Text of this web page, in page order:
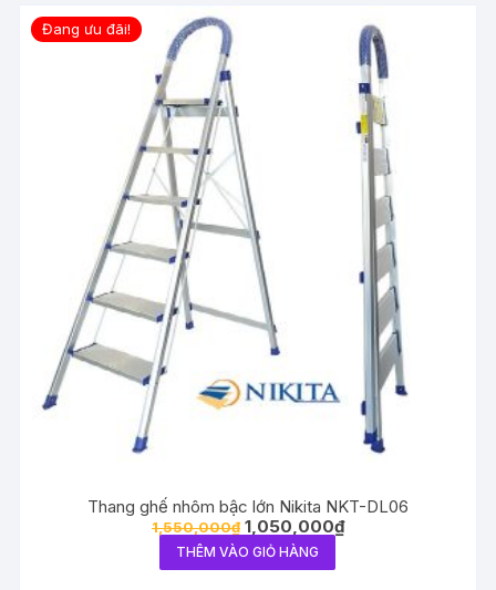
Đang ưu đãi!
Thang ghế nhôm bậc lớn Nikita NKT-DL06
1,550,000₫ 1,050,000₫
THÊM VÀO GIỎ HÀNG